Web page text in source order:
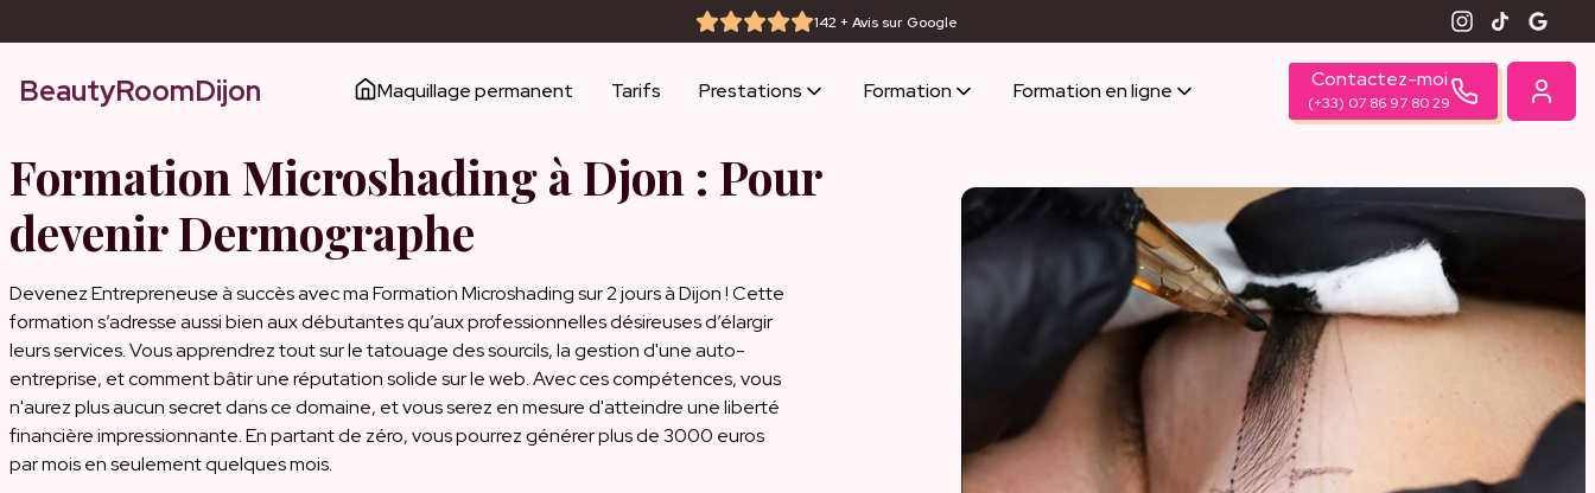
142 + Avis sur Google
BeautyRoomDijon Maquillage permanent Tarifs Prestations Formation Formation en ligne Contactez-moi
(+33) 07 86 97 80 29
Formation Microshading à Djon : Pour
devenir Dermographe
Devenez Entrepreneuse à succès avec ma Formation Microshading sur 2 jours à Dijon ! Cette
formation s’adresse aussi bien aux débutantes qu’aux professionnelles désireuses d’élargir
leurs services. Vous apprendrez tout sur le tatouage des sourcils, la gestion d'une auto-
entreprise, et comment bâtir une réputation solide sur le web. Avec ces compétences, vous
n'aurez plus aucun secret dans ce domaine, et vous serez en mesure d'atteindre une liberté
financière impressionnante. En partant de zéro, vous pourrez générer plus de 3000 euros
par mois en seulement quelques mois.